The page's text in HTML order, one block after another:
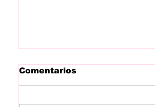
Comentarios